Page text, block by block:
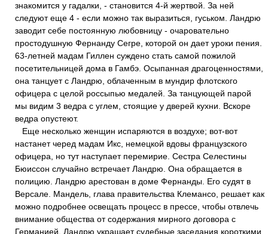
знакомится у гадалки, - становится 4-й жертвой. За ней
следуют еще 4 - если можно так выразиться, гуськом. Ландрю
заводит себе постоянную любовницу - очаровательно
простодушную Фернанду Сегре, которой он дает уроки пения.
63-летней мадам Гиллен суждено стать самой пожилой
посетительницей дома в Гамбэ. Осыпанная драгоценностями,
она танцует с Ландрю, облаченным в мундир флотского
офицера с целой россыпью медалей. За танцующей парой
мы видим 3 ведра с углем, стоящие у дверей кухни. Вскоре
ведра опустеют.
Еще несколько женщин испаряются в воздухе; вот-вот
настанет черед мадам Икс, немецкой вдовы французского
офицера, но тут наступает перемирие. Сестра Селестины
Бюиссон случайно встречает Ландрю. Она обращается в
полицию. Ландрю арестован в доме Фернанды. Его судят в
Версале. Мандель, глава правительства Клемансо, решает как
можно подробнее освещать процесс в прессе, чтобы отвлечь
внимание общества от содержания мирного договора с
Германией. Ландрю украшает судебные заседания короткими